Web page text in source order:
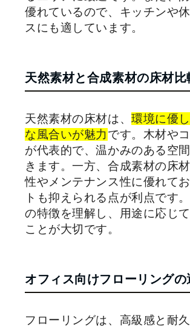
優れているので、キッチンや
スにも適しています。
天然素材と合成素材の床材比
天然素材の床材は、環境に優
な風合いが魅力です。木材や
が代表的で、温かみのある空
きます。一方、合成素材の床
性やメンテナンス性に優れて
トも抑えられる点が利点です
の特徴を理解し、用途に応じ
ことが大切です。
オフィス向けフローリングの
フローリングは、高級感と耐